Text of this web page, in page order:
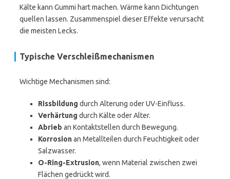
Kälte kann Gummi hart machen. Wärme kann Dichtungen
quellen lassen. Zusammenspiel dieser Effekte verursacht
die meisten Lecks.
Typische Verschleißmechanismen
Wichtige Mechanismen sind:
Rissbildung durch Alterung oder UV-Einfluss.
Verhärtung durch Kälte oder Alter.
Abrieb an Kontaktstellen durch Bewegung.
Korrosionan Metallteilen durch Feuchtigkeit oder
Salzwasser.
O-Ring-Extrusion, wenn Material zwischen zwei
Flächen gedrückt wird.